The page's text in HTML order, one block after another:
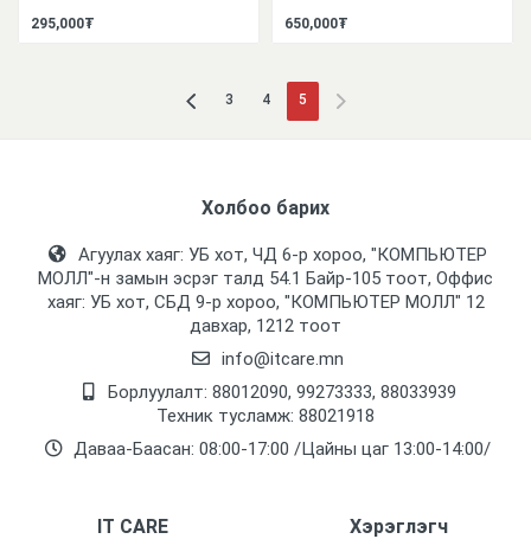
295,000₮ 650,000₮
3 4 5
Холбоо барих
Агуулах хаяг: УБ хот, ЧД 6-р хороо, "КОМПЬЮТЕР
МОЛЛ᠌"-н замын эсрэг талд 54.1 Байр-105 тоот, Оффис
хаяг: УБ хот, СБД 9-р хороо, "КОМПЬЮТЕР МОЛЛ᠌" 12
давхар, 1212 тоот
info@itcare.mn
Борлуулалт: 88012090, 99273333, 88033939
Техник тусламж: 88021918
Даваа-Баасан: 08:00-17:00 /Цайны цаг 13:00-14:00/
IT CARE Хэрэглэгч